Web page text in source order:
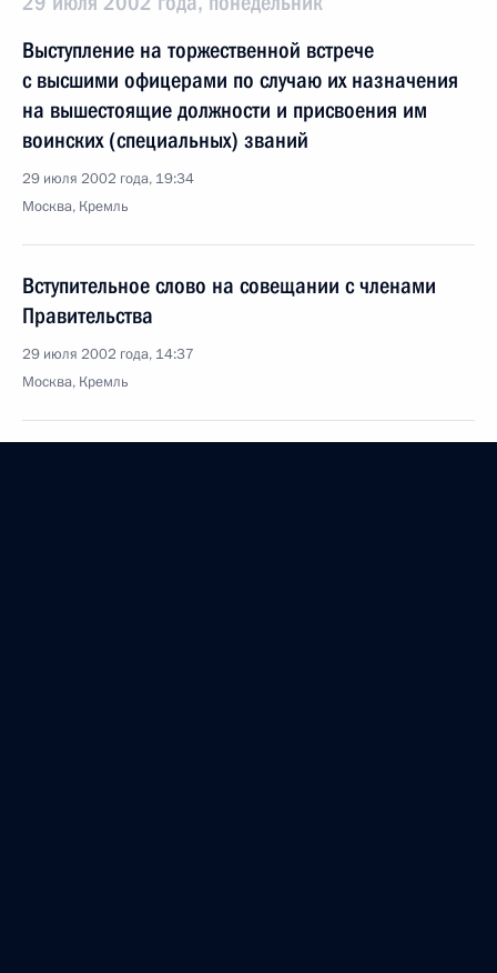
Выступление на торжественной встрече
с высшими офицерами по случаю их назначения
на вышестоящие должности и присвоения им
воинских (специальных) званий
29 июля 2002 года, 19:34
Москва, Кремль
Вступительное слово на совещании с членами
Правительства
29 июля 2002 года, 14:37
Москва, Кремль